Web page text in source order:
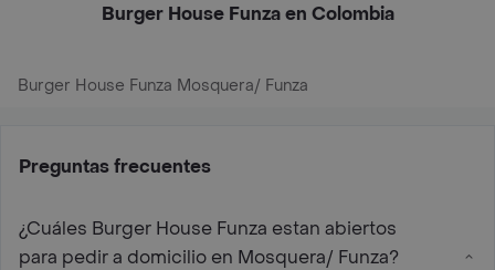
Burger House Funza en Colombia
Burger House Funza Mosquera/ Funza
Preguntas frecuentes
¿Cuáles Burger House Funza estan abiertos
para pedir a domicilio en Mosquera/ Funza?